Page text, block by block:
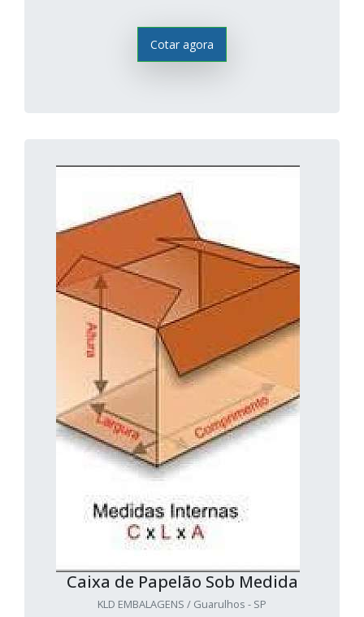
Cotar agora
Caixa de Papelão Sob Medida
KLD EMBALAGENS / Guarulhos - SP